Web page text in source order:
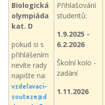
Biologická
olympiáda
kat. D
pokud si s
přihlášením
nevíte rady
napište na:
vzdelavaci-
souteze@d
Přihlašování
studentů:
1.9.2025 -
6.2.2026
Školní kolo -
zadání
1.11.2026